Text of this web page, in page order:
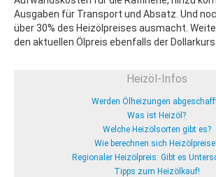
Ausgaben für Transport und Absatz. Und
über 30% des Heizölpreises ausmacht.
den aktuellen Ölpreis ebenfalls der Dollarkurs
Heizöl-Infos
Werden Ölheizungen
Was ist Heizöl?
Welche Heizölsorten gibt es?
Wie berechnen sich
Regionaler Heizölpreis: Gibt es
Tipps zum Heizölkauf!